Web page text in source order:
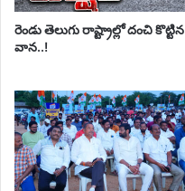
రెండు తెలుగు రాష్ట్రాల్లో దంచి కొట్టిన
వాన..!